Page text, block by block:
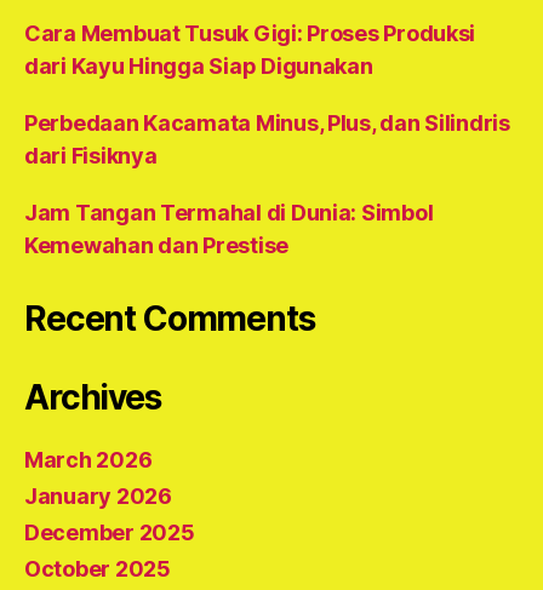
Cara Membuat Tusuk Gigi: Proses Produksi
dari Kayu Hingga Siap Digunakan
Perbedaan Kacamata Minus, Plus, dan Silindris
dari Fisiknya
Jam Tangan Termahal di Dunia: Simbol
Kemewahan dan Prestise
Recent Comments
Archives
March 2026
January 2026
December 2025
October 2025